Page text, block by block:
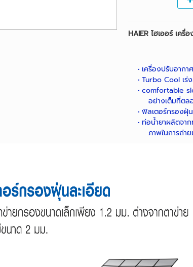
HAIER ไฮเออร์ เค
เครื่องปรับอากา
Turbo Cool เร่
comfortable
อย่างเต็มที่ตล
ฟิลเตอร์กรองฝุ่
ท่อน้ำยาผลิตจา
ภาพในการถ่า